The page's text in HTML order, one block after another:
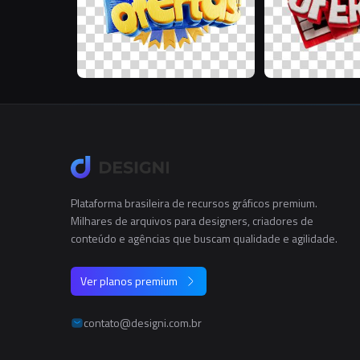
Plataforma brasileira de recursos gráficos premium.
Milhares de arquivos para designers, criadores de
conteúdo e agências que buscam qualidade e agilidade.
Ver planos premium
contato@designi.com.br